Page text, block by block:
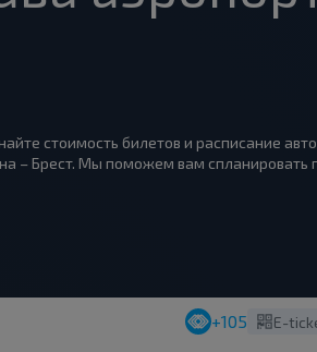
стоимость билетов и расписание
Брест. Мы поможем вам спланировать
+105 E-